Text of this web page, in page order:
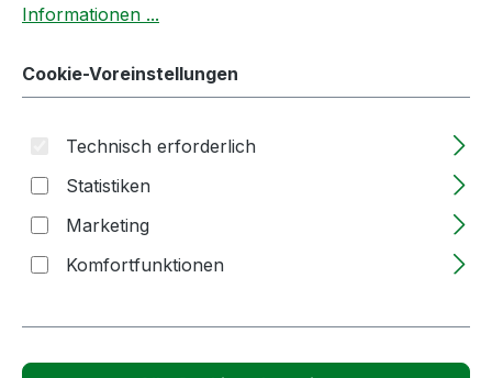
Informationen ...
Cookie-Voreinstellungen
Technisch erforderlich
Statistiken
Marketing
Komfortfunktionen